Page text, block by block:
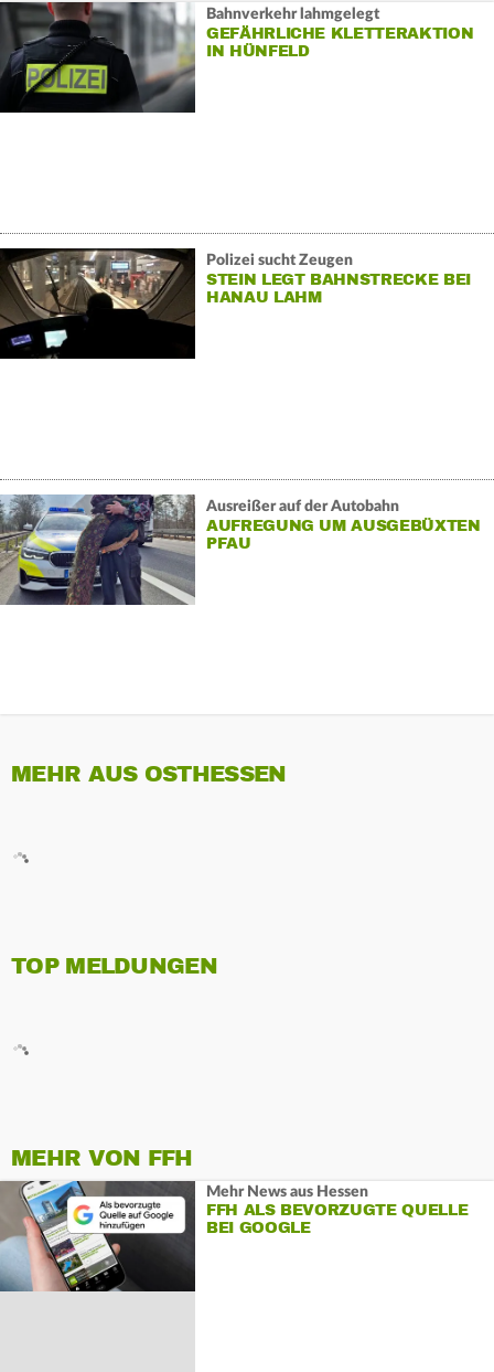
Bahnverkehr lahmgelegt
GEFÄHRLICHE KLETTERAKTION
IN HÜNFELD
Polizei sucht Zeugen
STEIN LEGT BAHNSTRECKE BEI
HANAU LAHM
Ausreißer auf der Autobahn
AUFREGUNG UM AUSGEBÜXTEN
PFAU
MEHR AUS OSTHESSEN
TOP MELDUNGEN
MEHR VON FFH
Mehr News aus Hessen
FFH ALS BEVORZUGTE QUELLE
BEI GOOGLE